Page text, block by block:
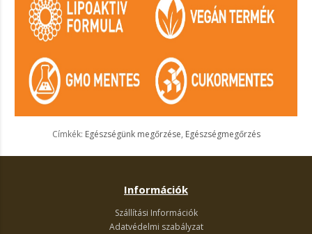
Címkék: Egészségünk megőrzése, Egészségmegőrzés
Információk
Szállítási Információk
Adatvédelmi szabályzat